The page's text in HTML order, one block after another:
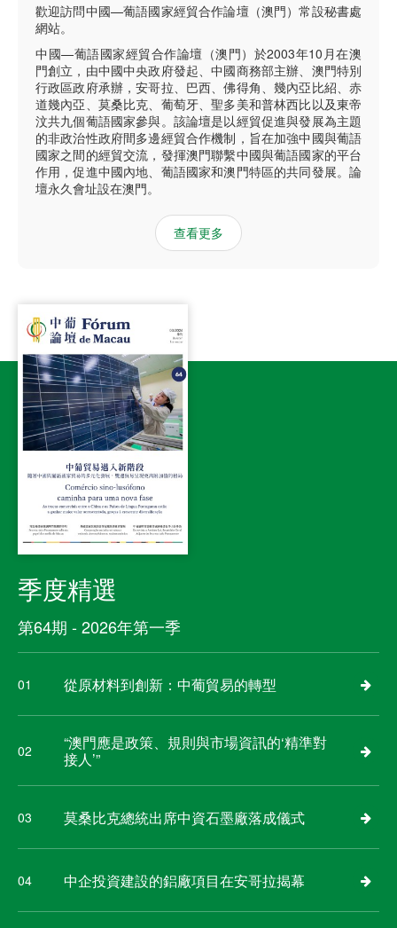
歡迎訪問中國—葡語國家經貿合作論壇（澳門）常設秘書處
網站。
中國—葡語國家經貿合作論壇（澳門）於2003年10月在澳
門創立，由中國中央政府發起、中國商務部主辦、澳門特別
行政區政府承辦，安哥拉、巴西、佛得角、幾內亞比紹、赤
道幾內亞、莫桑比克、葡萄牙、聖多美和普林西比以及東帝
汶共九個葡語國家參與。該論壇是以經貿促進與發展為主題
的非政治性政府間多邊經貿合作機制，旨在加強中國與葡語
國家之間的經貿交流，發揮澳門聯繫中國與葡語國家的平台
作用，促進中國內地、葡語國家和澳門特區的共同發展。論
壇永久會址設在澳門。
查看更多
季度精選
第64期 - 2026年第一季
01 從原材料到創新：中葡貿易的轉型
02
“澳門應是政策、規則與市場資訊的‘精準對
接人’”
03 莫桑比克總統出席中資石墨廠落成儀式
04 中企投資建設的鋁廠項目在安哥拉揭幕